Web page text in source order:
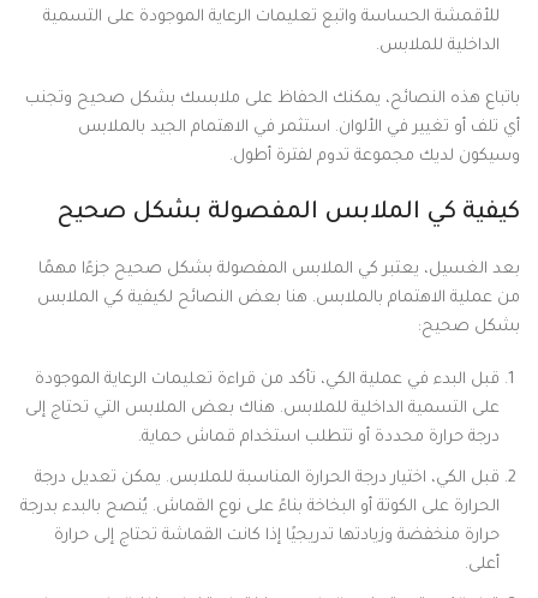
للأقمشة الحساسة واتبع تعليمات الرعاية الموجودة على التسمية
الداخلية للملابس.
باتباع هذه النصائح، يمكنك الحفاظ على ملابسك بشكل صحيح وتجنب
أي تلف أو تغيير في الألوان. استثمر في الاهتمام الجيد بالملابس
وسيكون لديك مجموعة تدوم لفترة أطول.
كيفية كي الملابس المفصولة بشكل صحيح
بعد الغسيل، يعتبر كي الملابس المفصولة بشكل صحيح جزءًا مهمًا
من عملية الاهتمام بالملابس. هنا بعض النصائح لكيفية كي الملابس
بشكل صحيح:
قبل البدء في عملية الكي، تأكد من قراءة تعليمات الرعاية الموجودة
على التسمية الداخلية للملابس. هناك بعض الملابس التي تحتاج إلى
درجة حرارة محددة أو تتطلب استخدام قماش حماية.
قبل الكي، اختيار درجة الحرارة المناسبة للملابس. يمكن تعديل درجة
الحرارة على الكوتة أو البخاخة بناءً على نوع القماش. يُنصح بالبدء بدرجة
حرارة منخفضة وزيادتها تدريجيًا إذا كانت القماشة تحتاج إلى حرارة
أعلى.